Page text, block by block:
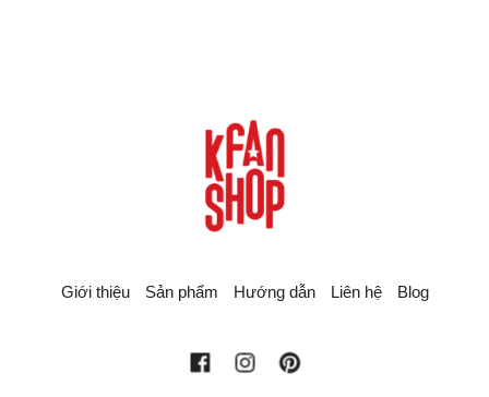
Giới thiệu Sản phẩm Hướng dẫn Liên hệ Blog